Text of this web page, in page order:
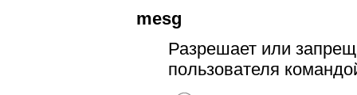
mesg
Разрешает или
пользователя